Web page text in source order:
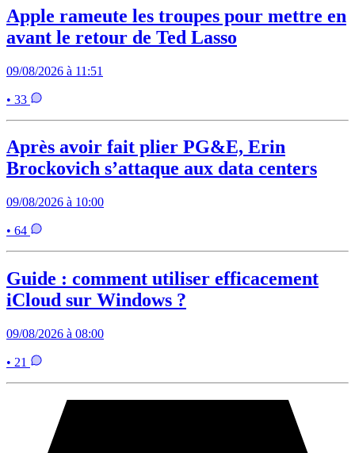
Apple rameute les troupes pour mettre en
avant le retour de Ted Lasso
09/08/2026 à 11:51
• 33
Après avoir fait plier PG&E, Erin
Brockovich s’attaque aux data centers
09/08/2026 à 10:00
• 64
Guide : comment utiliser efficacement
iCloud sur Windows ?
09/08/2026 à 08:00
• 21